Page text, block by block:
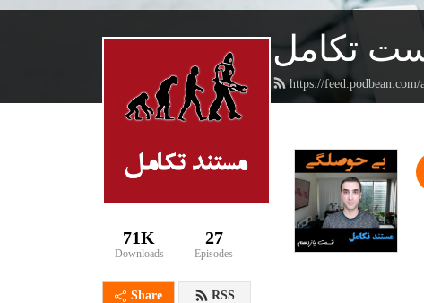
تکامل
https://
71K
Downloads
27
Episodes
Share RSS